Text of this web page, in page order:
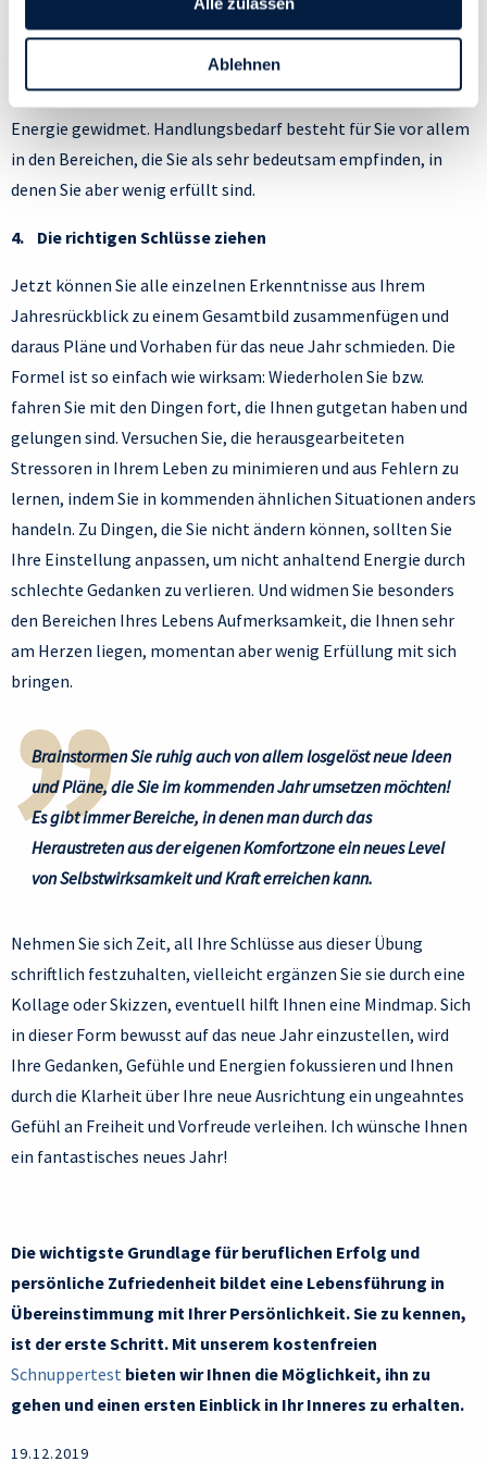
Cookies und andere Technologien zur Erfassung
Personen bezogener Daten verwenden:
Ablehnen
Bereich einen Wert zwischen 1 (völlig unwichtig) und 10
(extrem wichtig), um festzustellen, wie viel Wichtigkeit jede
Sparte aktuell überhaupt für Ihr Leben hat. Lebensbereichen,
in denen Sie sehr erfüllt sind, haben Sie vermutlich bislang viel
Energie gewidmet. Handlungsbedarf besteht für Sie vor allem
in den Bereichen, die Sie als sehr bedeutsam empfinden, in
denen Sie aber wenig erfüllt sind.
4. Die richtigen Schlüsse ziehen
Jetzt können Sie alle einzelnen Erkenntnisse aus Ihrem
Jahresrückblick zu einem Gesamtbild zusammenfügen und
daraus Pläne und Vorhaben für das neue Jahr schmieden. Die
Formel ist so einfach wie wirksam: Wiederholen Sie bzw.
fahren Sie mit den Dingen fort, die Ihnen gutgetan haben und
gelungen sind. Versuchen Sie, die herausgearbeiteten
Stressoren in Ihrem Leben zu minimieren und aus Fehlern zu
lernen, indem Sie in kommenden ähnlichen Situationen anders
handeln. Zu Dingen, die Sie nicht ändern können, sollten Sie
Ihre Einstellung anpassen, um nicht anhaltend Energie durch
schlechte Gedanken zu verlieren. Und widmen Sie besonders
den Bereichen Ihres Lebens Aufmerksamkeit, die Ihnen sehr
am Herzen liegen, momentan aber wenig Erfüllung mit sich
bringen.
Brainstormen Sie ruhig auch von allem losgelöst neue Ideen
und Pläne, die Sie im kommenden Jahr umsetzen möchten!
Es gibt immer Bereiche, in denen man durch das
Heraustreten aus der eigenen Komfortzone ein neues Level
von Selbstwirksamkeit und Kraft erreichen kann.
Nehmen Sie sich Zeit, all Ihre Schlüsse aus dieser Übung
schriftlich festzuhalten, vielleicht ergänzen Sie sie durch eine
Kollage oder Skizzen, eventuell hilft Ihnen eine Mindmap. Sich
in dieser Form bewusst auf das neue Jahr einzustellen, wird
Ihre Gedanken, Gefühle und Energien fokussieren und Ihnen
durch die Klarheit über Ihre neue Ausrichtung ein ungeahntes
Gefühl an Freiheit und Vorfreude verleihen. Ich wünsche Ihnen
ein fantastisches neues Jahr!
Die wichtigste Grundlage für beruflichen Erfolg und
persönliche Zufriedenheit bildet eine Lebensführung in
Übereinstimmung mit Ihrer Persönlichkeit. Sie zu kennen,
ist der erste Schritt. Mit unserem kostenfreien
Schnuppertest bieten wir Ihnen die Möglichkeit, ihn zu
gehen und einen ersten Einblick in Ihr Inneres zu erhalten.
19.12.2019